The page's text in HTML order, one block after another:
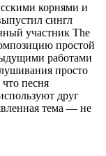
корнями и
сингл
участник The
простой
работами
просто
песня
друг
тема — не